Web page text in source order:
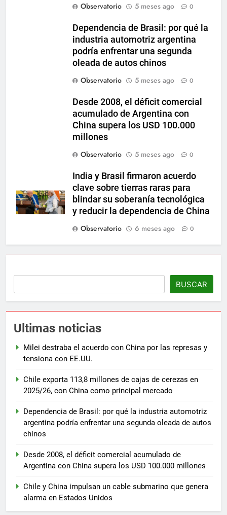
Observatorio
5 meses ago 0
Dependencia de Brasil: por qué la
industria automotriz argentina
podría enfrentar una segunda
oleada de autos chinos
Observatorio
5 meses ago 0
Desde 2008, el déficit comercial
acumulado de Argentina con
China supera los USD 100.000
millones
Observatorio
5 meses ago 0
India y Brasil firmaron acuerdo
clave sobre tierras raras para
blindar su soberanía tecnológica
y reducir la dependencia de China
Observatorio
6 meses ago 0
BUSCAR
Ultimas noticias
Milei destraba el acuerdo con China por las represas y
tensiona con EE.UU.
Chile exporta 113,8 millones de cajas de cerezas en
2025/26, con China como principal mercado
Dependencia de Brasil: por qué la industria automotriz
argentina podría enfrentar una segunda oleada de autos
chinos
Desde 2008, el déficit comercial acumulado de
Argentina con China supera los USD 100.000 millones
Chile y China impulsan un cable submarino que genera
alarma en Estados Unidos